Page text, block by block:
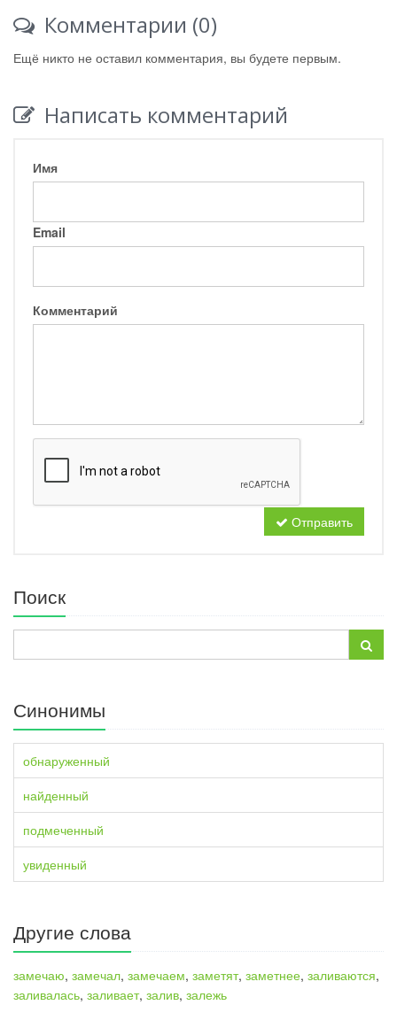
Комментарии (0)
Ещё никто не оставил комментария, вы будете первым.
Написать комментарий
Имя
Email
Комментарий
Отправить
Поиск
Синонимы
обнаруженный
найденный
подмеченный
увиденный
Другие слова
замечаю, замечал, замечаем, заметят, заметнее, заливаются,
заливалась, заливает, залив, залежь